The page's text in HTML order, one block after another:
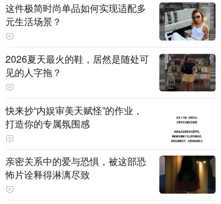
这件极简时尚单品如何实现适配多
元生活场景？
2026夏天最火的鞋，居然是随处可
见的人字拖？
快来抄“内娱审美天赋怪”的作业，
打造你的专属氛围感
亲密关系中的爱与恐惧，被这部恐
怖片诠释得淋漓尽致